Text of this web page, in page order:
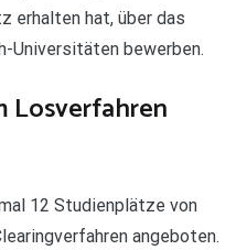
erhalten hat, über das
Universitäten bewerben.
Losverfahren
12 Studienplätze von
angeboten.